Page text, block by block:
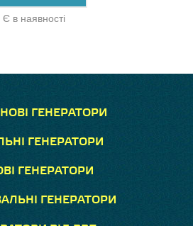
Є в наявності
ГЕНЕРАТОРИ
ГЕНЕРАТОРИ
ГЕНЕРАТОРИ
ГЕНЕРАТОРИ